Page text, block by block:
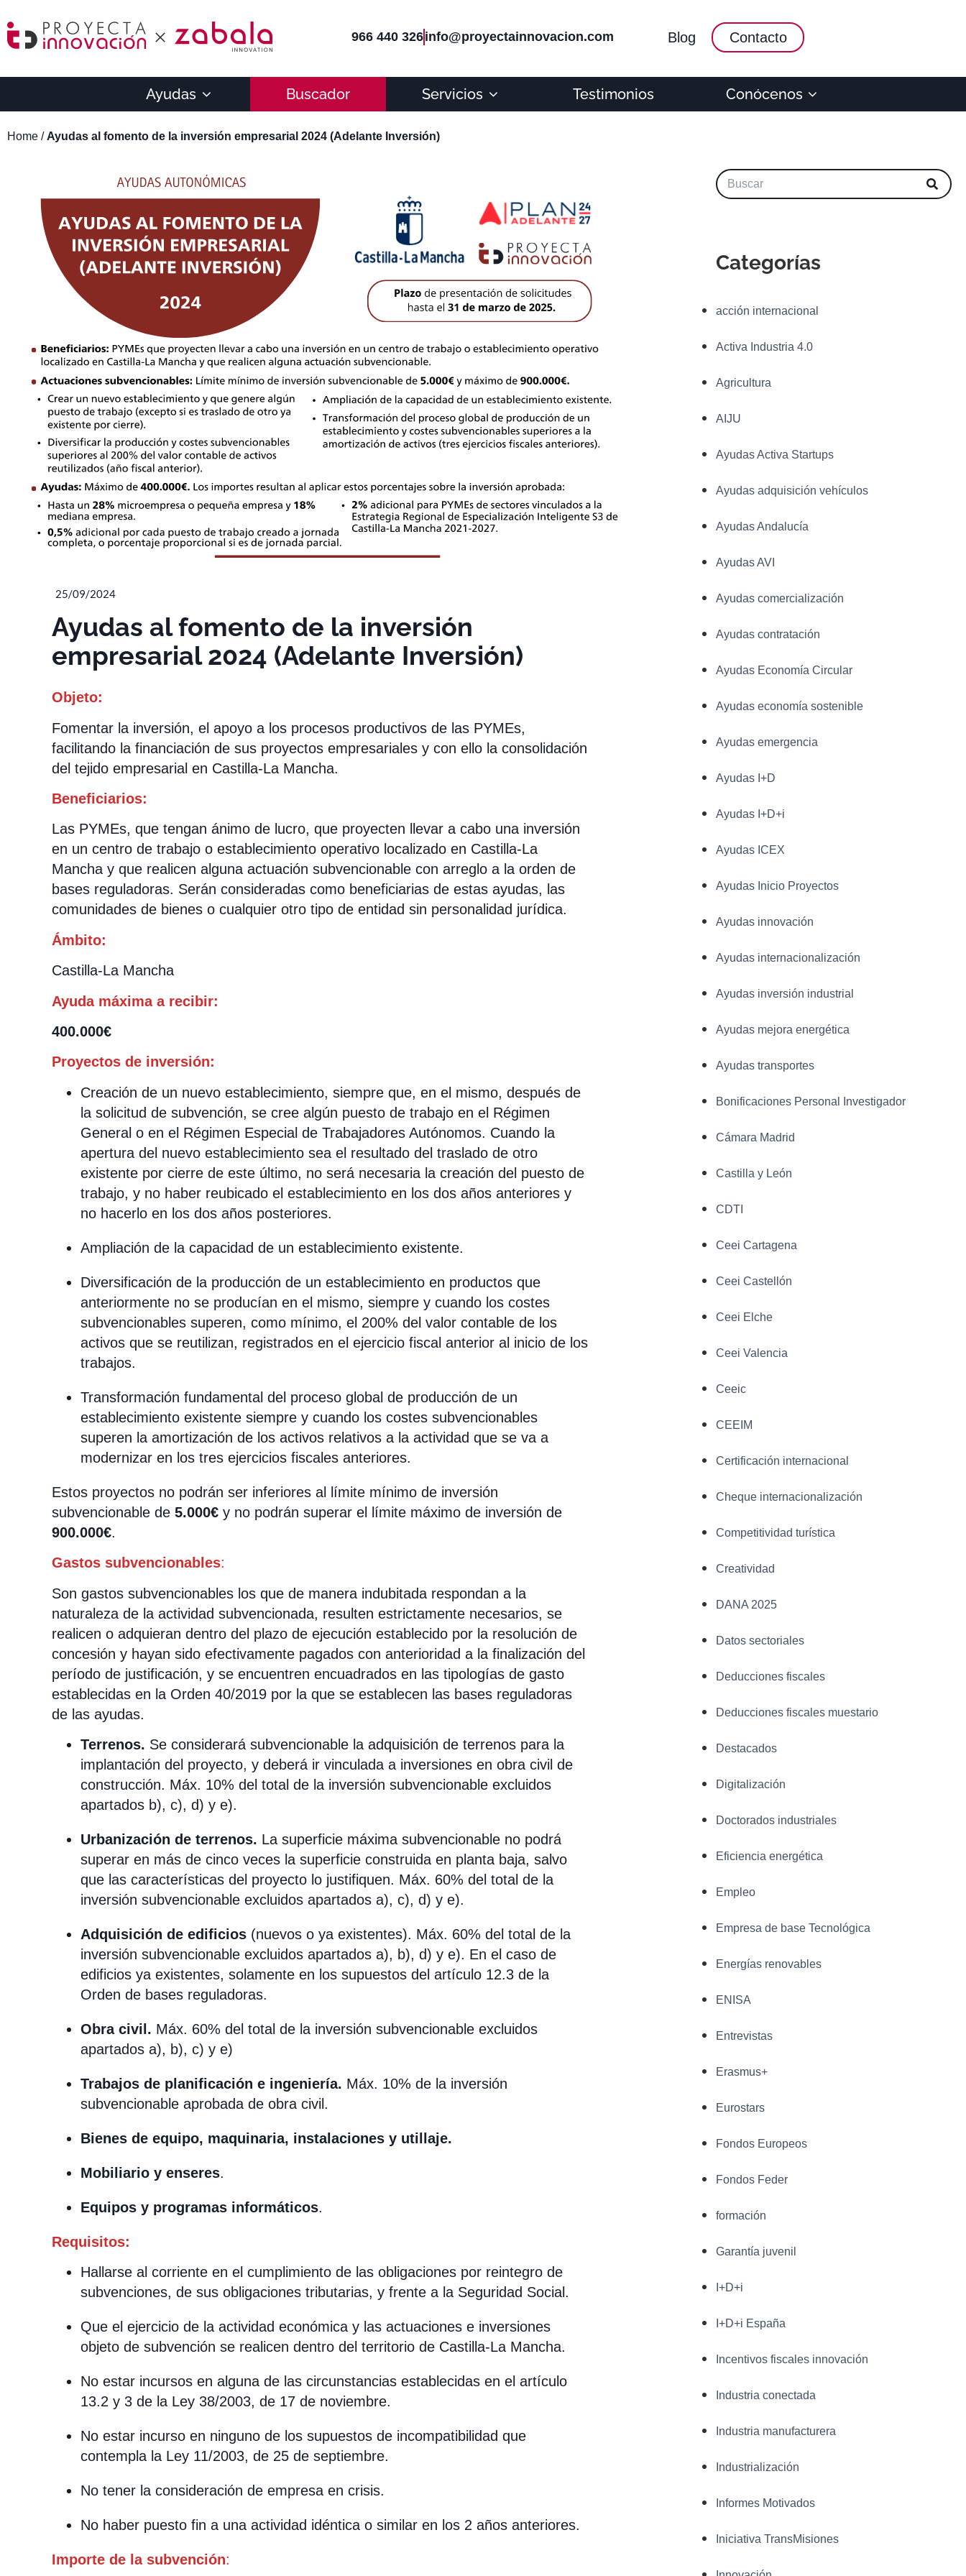
966 440 326info@proyectainnovacion.com Blog Contacto
Ayudas Buscador Servicios Testimonios Conócenos
Home / Ayudas al fomento de la inversión empresarial 2024 (Adelante Inversión)
25/09/2024
Ayudas al fomento de la inversión
empresarial 2024 (Adelante Inversión)
Objeto:
Fomentar la inversión, el apoyo a los procesos productivos de las PYMEs,
facilitando la financiación de sus proyectos empresariales y con ello la consolidación
del tejido empresarial en Castilla-La Mancha.
Beneficiarios:
Las PYMEs, que tengan ánimo de lucro, que proyecten llevar a cabo una inversión
en un centro de trabajo o establecimiento operativo localizado en Castilla-La
Mancha y que realicen alguna actuación subvencionable con arreglo a la orden de
bases reguladoras. Serán consideradas como beneficiarias de estas ayudas, las
comunidades de bienes o cualquier otro tipo de entidad sin personalidad jurídica.
Ámbito:
Castilla-La Mancha
Ayuda máxima a recibir:
400.000€
Proyectos de inversión:
Creación de un nuevo establecimiento, siempre que, en el mismo, después de
la solicitud de subvención, se cree algún puesto de trabajo en el Régimen
General o en el Régimen Especial de Trabajadores Autónomos. Cuando la
apertura del nuevo establecimiento sea el resultado del traslado de otro
existente por cierre de este último, no será necesaria la creación del puesto de
trabajo, y no haber reubicado el establecimiento en los dos años anteriores y
no hacerlo en los dos años posteriores.
Ampliación de la capacidad de un establecimiento existente.
Diversificación de la producción de un establecimiento en productos que
anteriormente no se producían en el mismo, siempre y cuando los costes
subvencionables superen, como mínimo, el 200% del valor contable de los
activos que se reutilizan, registrados en el ejercicio fiscal anterior al inicio de los
trabajos.
Transformación fundamental del proceso global de producción de un
establecimiento existente siempre y cuando los costes subvencionables
superen la amortización de los activos relativos a la actividad que se va a
modernizar en los tres ejercicios fiscales anteriores.
Estos proyectos no podrán ser inferiores al límite mínimo de inversión
subvencionable de 5.000€y no podrán superar el límite máximo de inversión de
900.000€.
Gastos subvencionables:
Son gastos subvencionables los que de manera indubitada respondan a la
naturaleza de la actividad subvencionada, resulten estrictamente necesarios, se
realicen o adquieran dentro del plazo de ejecución establecido por la resolución de
concesión y hayan sido efectivamente pagados con anterioridad a la finalización del
período de justificación, y se encuentren encuadrados en las tipologías de gasto
establecidas en la Orden 40/2019 por la que se establecen las bases reguladoras
de las ayudas.
Terrenos. Se considerará subvencionable la adquisición de terrenos para la
implantación del proyecto, y deberá ir vinculada a inversiones en obra civil de
construcción. Máx. 10% del total de la inversión subvencionable excluidos
apartados b), c), d) y e).
Urbanización de terrenos. La superficie máxima subvencionable no podrá
superar en más de cinco veces la superficie construida en planta baja, salvo
que las características del proyecto lo justifiquen. Máx. 60% del total de la
inversión subvencionable excluidos apartados a), c), d) y e).
Adquisición de edificios(nuevos o ya existentes). Máx. 60% del total de la
inversión subvencionable excluidos apartados a), b), d) y e). En el caso de
edificios ya existentes, solamente en los supuestos del artículo 12.3 de la
Orden de bases reguladoras.
Obra civil. Máx. 60% del total de la inversión subvencionable excluidos
apartados a), b), c) y e)
Trabajos de planificación e ingeniería. Máx. 10% de la inversión
subvencionable aprobada de obra civil.
Bienes de equipo, maquinaria, instalaciones y utillaje.
Mobiliario y enseres.
Equipos y programas informáticos.
Requisitos:
Hallarse al corriente en el cumplimiento de las obligaciones por reintegro de
subvenciones, de sus obligaciones tributarias, y frente a la Seguridad Social.
Que el ejercicio de la actividad económica y las actuaciones e inversiones
objeto de subvención se realicen dentro del territorio de Castilla-La Mancha.
No estar incursos en alguna de las circunstancias establecidas en el artículo
13.2 y 3 de la Ley 38/2003, de 17 de noviembre.
No estar incurso en ninguno de los supuestos de incompatibilidad que
contempla la Ley 11/2003, de 25 de septiembre.
No tener la consideración de empresa en crisis.
No haber puesto fin a una actividad idéntica o similar en los 2 años anteriores.
Importe de la subvención:
Categorías
acción internacional
Activa Industria 4.0
Agricultura
AIJU
Ayudas Activa Startups
Ayudas adquisición vehículos
Ayudas Andalucía
Ayudas AVI
Ayudas comercialización
Ayudas contratación
Ayudas Economía Circular
Ayudas economía sostenible
Ayudas emergencia
Ayudas I+D
Ayudas I+D+i
Ayudas ICEX
Ayudas Inicio Proyectos
Ayudas innovación
Ayudas internacionalización
Ayudas inversión industrial
Ayudas mejora energética
Ayudas transportes
Bonificaciones Personal Investigador
Cámara Madrid
Castilla y León
CDTI
Ceei Cartagena
Ceei Castellón
Ceei Elche
Ceei Valencia
Ceeic
CEEIM
Certificación internacional
Cheque internacionalización
Competitividad turística
Creatividad
DANA 2025
Datos sectoriales
Deducciones fiscales
Deducciones fiscales muestario
Destacados
Digitalización
Doctorados industriales
Eficiencia energética
Empleo
Empresa de base Tecnológica
Energías renovables
ENISA
Entrevistas
Erasmus+
Eurostars
Fondos Europeos
Fondos Feder
formación
Garantía juvenil
I+D+i
I+D+i España
Incentivos fiscales innovación
Industria conectada
Industria manufacturera
Industrialización
Informes Motivados
Iniciativa TransMisiones